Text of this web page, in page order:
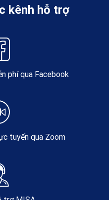
kênh hỗ trợ
phí qua Facebook
tuyến qua Zoom